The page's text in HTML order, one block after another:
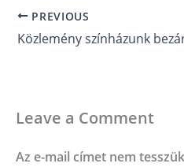
PREVIOUS
Közlemény színházunk
Leave a Comment
Az e-mail címet nem